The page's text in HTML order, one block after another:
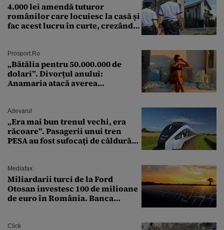
4.000 lei amendă tuturor
românilor care locuiesc la casă și
fac acest lucru în curte, crezând
Prosport.ro
„Bătălia pentru 50.000.000 de
dolari”. Divorțul anului:
Anamaria atacă averea
Adevarul
„Era mai bun trenul vechi, era
răcoare”. Pasagerii unui tren
PESA au fost sufocați de căldură
Mediafax
Miliardarii turci de la Ford
Otosan investesc 100 de milioane
de euro în România. Banca
Click